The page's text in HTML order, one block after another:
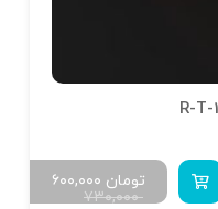
۷۳۰,۰۰۰
۶۰۰,۰۰۰ تومان